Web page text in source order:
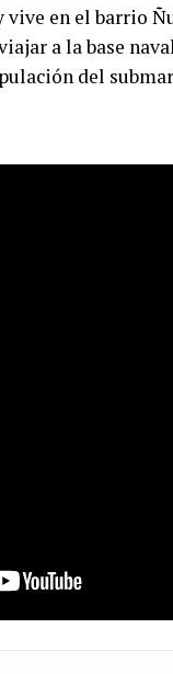
en el barrio
a la base
del